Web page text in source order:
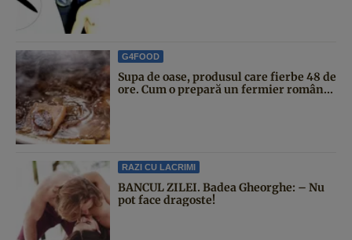
G4FOOD
Supa de oase, produsul care fierbe 48 de
ore. Cum o prepară un fermier român...
RAZI CU LACRIMI
BANCUL ZILEI. Badea Gheorghe: – Nu
pot face dragoste!